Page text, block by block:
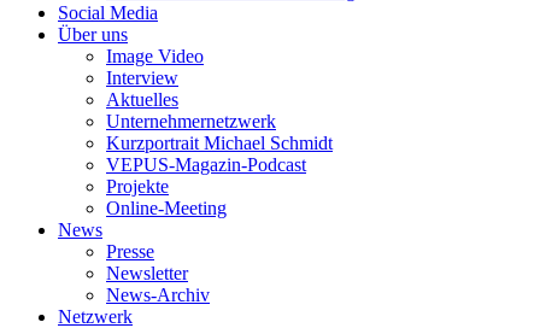
Social Media
Über uns
Image Video
Interview
Aktuelles
Unternehmernetzwerk
Kurzportrait Michael Schmidt
VEPUS-Magazin-Podcast
Projekte
Online-Meeting
News
Presse
Newsletter
News-Archiv
Netzwerk